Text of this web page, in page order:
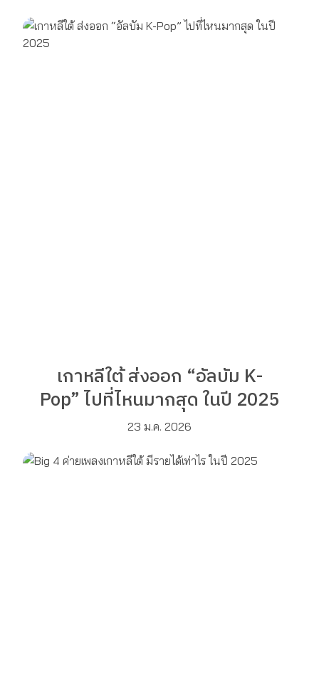
เกาหลีใต้ ส่งออก “อัลบัม K-
Pop” ไปที่ไหนมากสุด ในปี 2025
23 ม.ค. 2026